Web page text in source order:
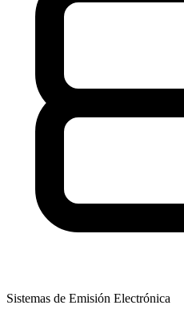
Sistemas de Emisión Electrónica